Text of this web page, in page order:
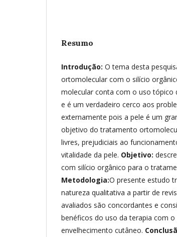
Resumo
Introdução: O tema desta
ortomolecular com o silício
molecular conta com o uso tópico
e é um verdadeiro cerco aos
externamente pois a pele é um
objetivo do tratamento
livres, prejudiciais ao
vitalidade da pele. Objetivo:
com silício orgânico para o
Metodologia:O presente estudo
natureza qualitativa a partir de
avaliados são concordantes e
benéficos do uso da terapia com
envelhecimento cutâneo.